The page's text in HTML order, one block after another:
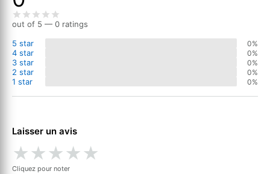
out of 5 — 0 ratings
5 star
0%
4 star 0%
3 star 0%
2 star 0%
1 star 0%
Laisser un avis
★★★★★
Cliquez pour noter